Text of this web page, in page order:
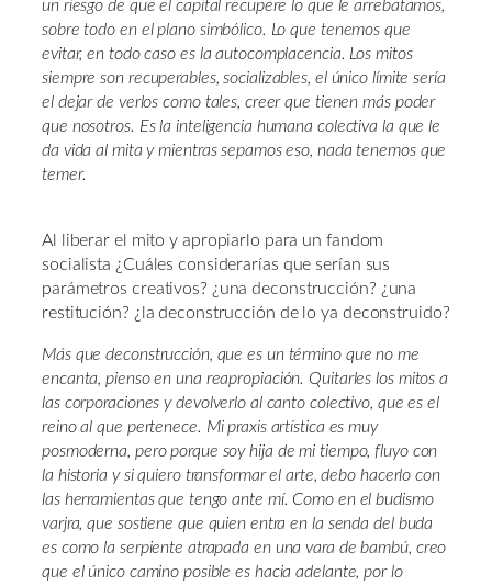
un riesgo de que el capital recupere lo que le arrebatamos,
sobre todo en el plano simbólico. Lo que tenemos que
evitar, en todo caso es la autocomplacencia. Los mitos
siempre son recuperables, socializables, el único límite sería
el dejar de verlos como tales, creer que tienen más poder
que nosotros. Es la inteligencia humana colectiva la que le
da vida al mita y mientras sepamos eso, nada tenemos que
temer.
Al liberar el mito y apropiarlo para un fandom
socialista ¿Cuáles considerarías que serían sus
parámetros creativos? ¿una deconstrucción? ¿una
restitución? ¿la deconstrucción de lo ya deconstruido?
Más que deconstrucción, que es un término que no me
encanta, pienso en una reapropiación. Quitarles los mitos a
las corporaciones y devolverlo al canto colectivo, que es el
reino al que pertenece. Mi praxis artística es muy
posmoderna, pero porque soy hija de mi tiempo, fluyo con
la historia y si quiero transformar el arte, debo hacerlo con
las herramientas que tengo ante mí. Como en el budismo
varjra, que sostiene que quien entra en la senda del buda
es como la serpiente atrapada en una vara de bambú, creo
que el único camino posible es hacia adelante, por lo